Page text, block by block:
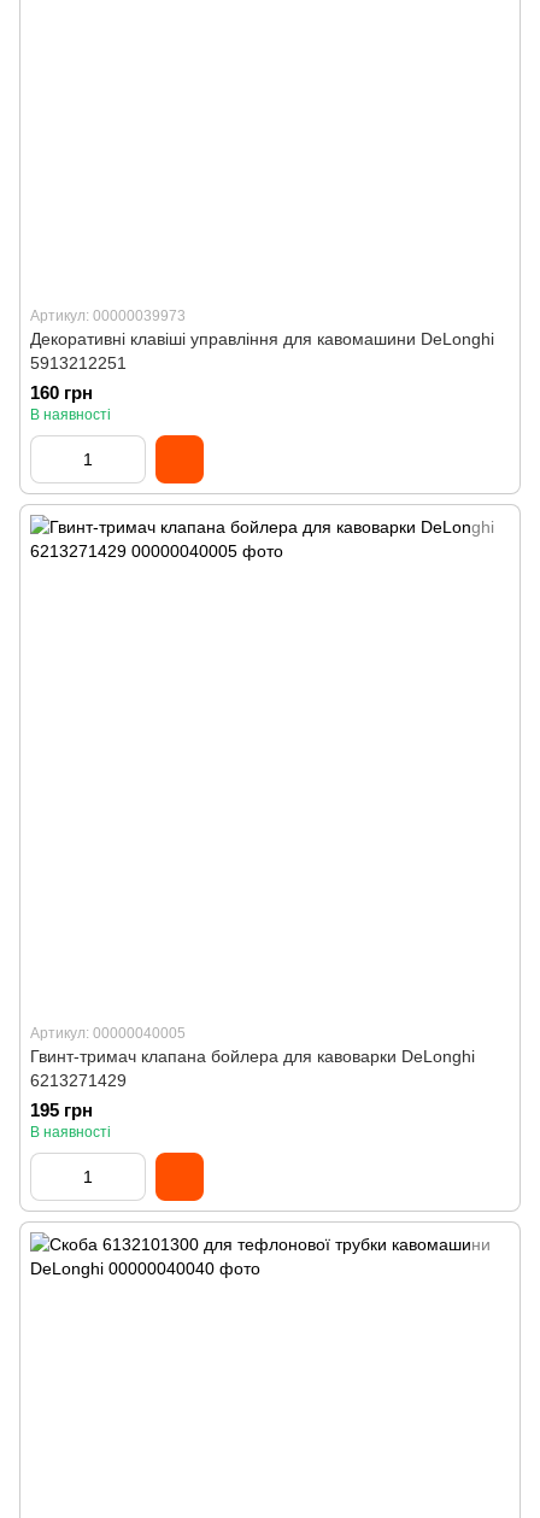
Артикул: 00000039973
Декоративні клавіші управління для кавомашини DeLonghi
5913212251
160 грн
В наявності
Артикул: 00000040005
Гвинт-тримач клапана бойлера для кавоварки DeLonghi
6213271429
195 грн
В наявності